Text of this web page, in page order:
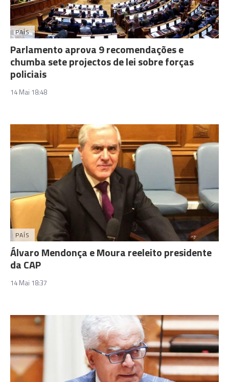
PAÍS
Parlamento aprova 9 recomendações e
chumba sete projectos de lei sobre forças
policiais
14 Mai 18:48
PAÍS
Álvaro Mendonça e Moura reeleito presidente
da CAP
14 Mai 18:37